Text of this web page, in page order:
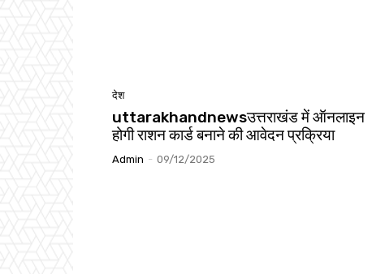
देश
uttarakhandnewsउत्तराखंड में ऑनलाइन
होगी राशन कार्ड बनाने की आवेदन प्रक्रिया
Admin - 09/12/2025